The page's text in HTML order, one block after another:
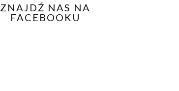
ZNAJDŹ NAS NA
FACEBOOKU